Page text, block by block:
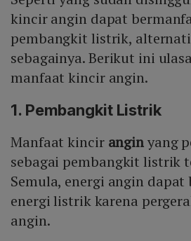
kincir angin dapat
pembangkit listrik,
sebagainya. Berikut ini
manfaat kincir angin.
1. Pembangkit Listrik
Manfaat kincir anginyang
sebagai pembangkit listrik
Semula, energi angin
energi listrik karena
angin.